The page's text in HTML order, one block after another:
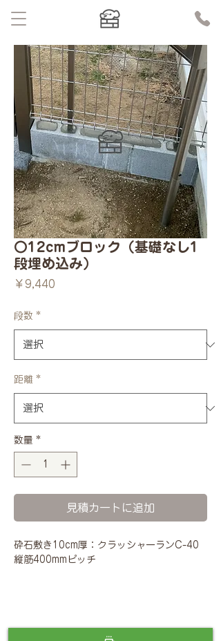
〇12cmブロック（基礎なし1
段埋め込み）
￥9,440
段数 *
距離 *
数量 *
見積カートに追加
砕石敷き10cm厚：クラッシャーランC-40
縦筋400mmピッチ